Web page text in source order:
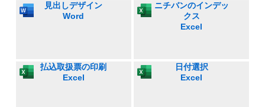
見出しデザイン
Word
ニチバンのインデッ
クス
Excel
払込取扱票の印刷
Excel
日付選択
Excel